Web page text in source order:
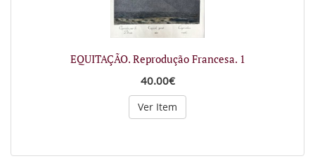
EQUITAÇÃO. Reprodução Francesa. 1
40.00€
Ver Item